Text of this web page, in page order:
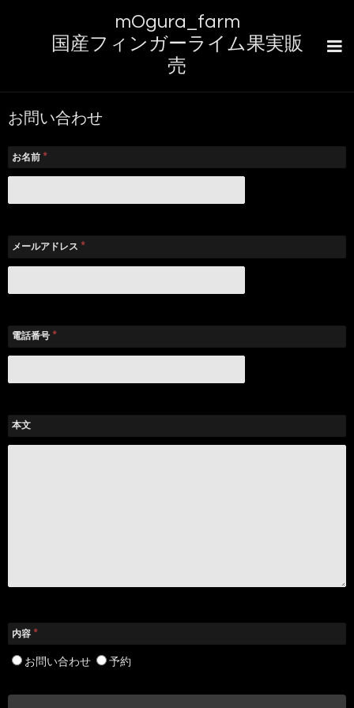
mOgura_farm
国産フィンガーライム果実販
売
お問い合わせ
お名前 *
メールアドレス *
電話番号 *
本文
内容 *
お問い合わせ 予約